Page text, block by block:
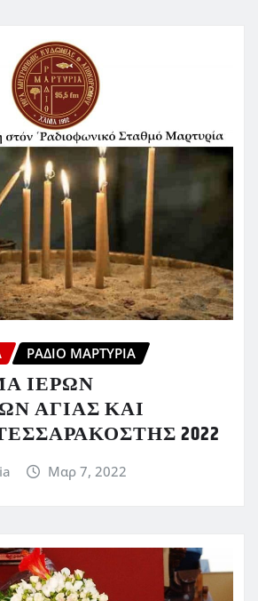
ΡΆΔΙΟ ΜΑΡΤΥΡΊΑ
ΙΕΡΩΝ
ΑΓΙΑΣ ΚΑΙ
2022
Μαρ 7, 2022